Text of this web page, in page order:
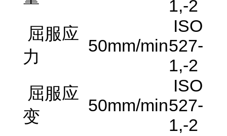
1,-2
屈服应
力
50mm/min
ISO
527-
1,-2
屈服应
变
50mm/min
ISO
527-
1,-2